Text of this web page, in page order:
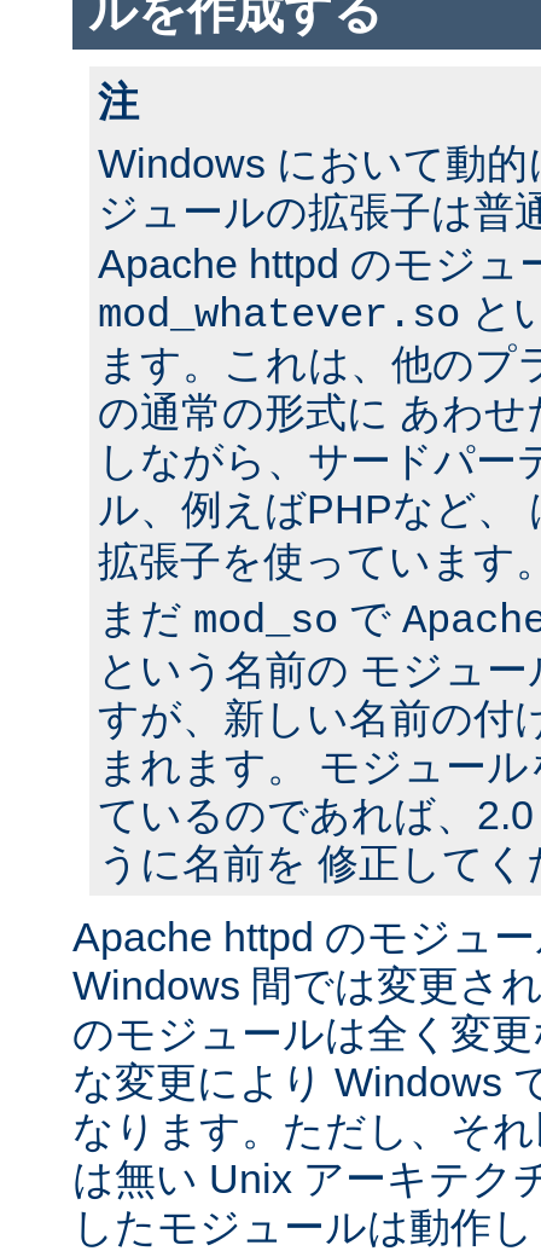
ルを作成する
注
Windows において動
ジュールの拡張子は普
Apache httpd のモジュ
mod_whatever.so と
ます。これは、他のプ
の通常の形式に あわ
しながら、サードパー
ル、例えばPHPなど、
拡張子を使っています
まだ mod_so で
という名前の モジュ
すが、新しい名前の付
まれます。 モジュー
ているのであれば、
うに名前を 修正して
Apache httpd のモジュ
Windows 間では変更さ
のモジュールは全く変
な変更により Windows
なります。ただし、そ
は無い Unix アーキテク
したモジュールは動作